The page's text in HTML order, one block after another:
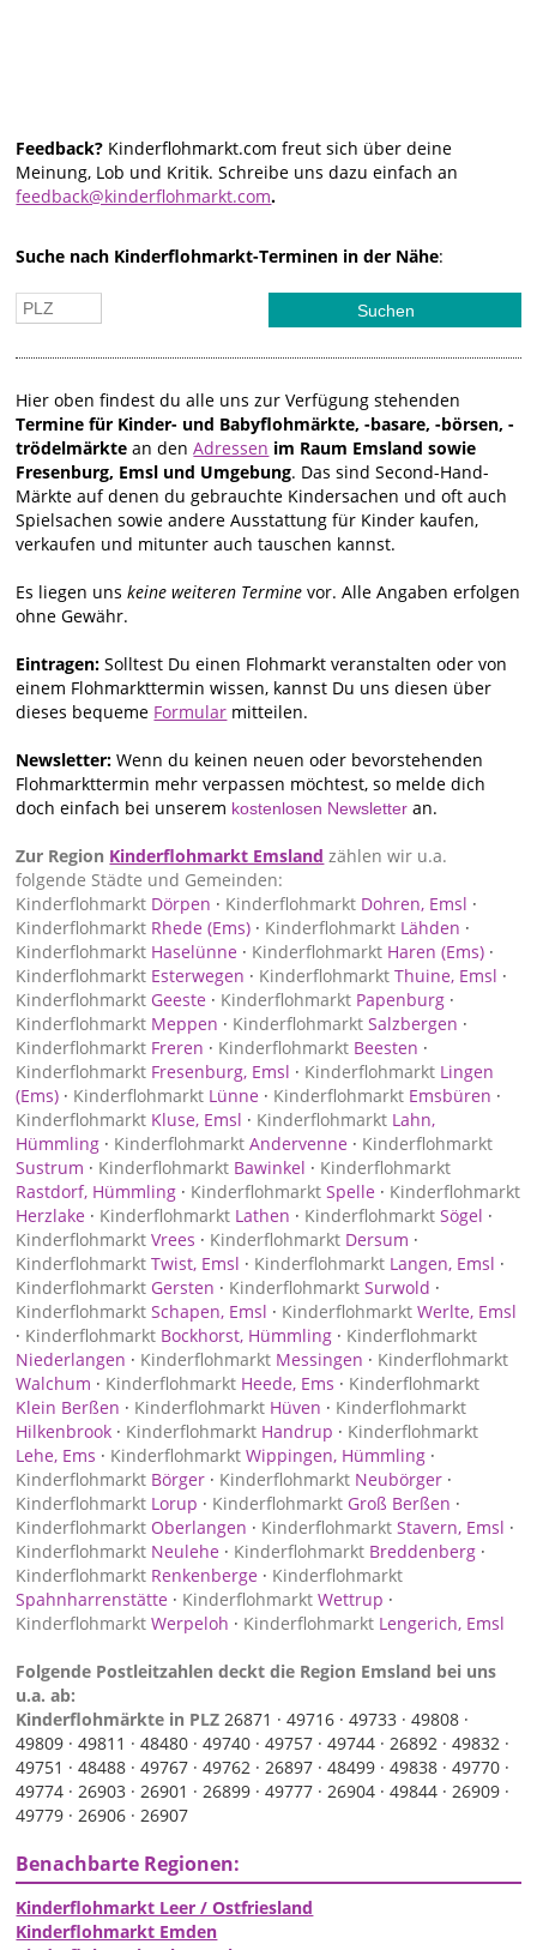
Feedback? Kinderflohmarkt.com freut sich über deine
Meinung, Lob und Kritik. Schreibe uns dazu einfach an
feedback@kinderflohmarkt.com.
Suche nach Kinderflohmarkt-Terminen in der Nähe:
Hier oben findest du alle uns zur Verfügung stehenden
Termine für Kinder- und Babyflohmärkte, -basare, -börsen, -
trödelmärkte an denAdressen im Raum Emsland sowie
Fresenburg, Emsl und Umgebung. Das sind Second-Hand-
Märkte auf denen du gebrauchte Kindersachen und oft auch
Spielsachen sowie andere Ausstattung für Kinder kaufen,
verkaufen und mitunter auch tauschen kannst.
Es liegen unskeine weiteren Termine vor. Alle Angaben erfolgen
ohne Gewähr.
Eintragen:Solltest Du einen Flohmarkt veranstalten oder von
einem Flohmarkttermin wissen, kannst Du uns diesen über
dieses bequeme Formular mitteilen.
Newsletter: Wenn du keinen neuen oder bevorstehenden
Flohmarkttermin mehr verpassen möchtest, so melde dich
doch einfach bei unserem kostenlosen Newsletter an.
Zur Region Kinderflohmarkt Emsland zählen wir u.a.
folgende Städte und Gemeinden:
Kinderflohmarkt Dörpen · Kinderflohmarkt Dohren, Emsl ·
Kinderflohmarkt Rhede (Ems) · Kinderflohmarkt Lähden ·
Kinderflohmarkt Haselünne · Kinderflohmarkt Haren (Ems) ·
Kinderflohmarkt Esterwegen · Kinderflohmarkt Thuine, Emsl ·
Kinderflohmarkt Geeste · Kinderflohmarkt Papenburg ·
Kinderflohmarkt Meppen · Kinderflohmarkt Salzbergen ·
Kinderflohmarkt Freren · Kinderflohmarkt Beesten ·
Kinderflohmarkt Fresenburg, Emsl · Kinderflohmarkt Lingen
(Ems) · Kinderflohmarkt Lünne · Kinderflohmarkt Emsbüren ·
Kinderflohmarkt Kluse, Emsl · Kinderflohmarkt Lahn,
Hümmling · Kinderflohmarkt Andervenne · Kinderflohmarkt
Sustrum · Kinderflohmarkt Bawinkel · Kinderflohmarkt
Rastdorf, Hümmling · Kinderflohmarkt Spelle · Kinderflohmarkt
Herzlake · Kinderflohmarkt Lathen · Kinderflohmarkt Sögel ·
Kinderflohmarkt Vrees · Kinderflohmarkt Dersum ·
Kinderflohmarkt Twist, Emsl · Kinderflohmarkt Langen, Emsl ·
Kinderflohmarkt Gersten · Kinderflohmarkt Surwold ·
Kinderflohmarkt Schapen, Emsl · Kinderflohmarkt Werlte, Emsl
· Kinderflohmarkt Bockhorst, Hümmling · Kinderflohmarkt
Niederlangen · Kinderflohmarkt Messingen · Kinderflohmarkt
Walchum · Kinderflohmarkt Heede, Ems · Kinderflohmarkt
Klein Berßen · Kinderflohmarkt Hüven · Kinderflohmarkt
Hilkenbrook · Kinderflohmarkt Handrup · Kinderflohmarkt
Lehe, Ems · Kinderflohmarkt Wippingen, Hümmling ·
Kinderflohmarkt Börger · Kinderflohmarkt Neubörger ·
Kinderflohmarkt Lorup · Kinderflohmarkt Groß Berßen ·
Kinderflohmarkt Oberlangen · Kinderflohmarkt Stavern, Emsl ·
Kinderflohmarkt Neulehe · Kinderflohmarkt Breddenberg ·
Kinderflohmarkt Renkenberge · Kinderflohmarkt
Spahnharrenstätte · Kinderflohmarkt Wettrup ·
Kinderflohmarkt Werpeloh · Kinderflohmarkt Lengerich, Emsl
Folgende Postleitzahlen deckt die Region Emsland bei uns
u.a. ab:
Kinderflohmärkte in PLZ26871 ·49716 ·49733 ·49808 ·
49809 ·49811 ·48480 ·49740 ·49757 ·49744 ·26892 ·49832 ·
49751 ·48488 ·49767 ·49762 ·26897 ·48499 ·49838 ·49770 ·
49774 ·26903 ·26901 ·26899 ·49777 ·26904 ·49844 ·26909 ·
49779 ·26906 ·26907
Benachbarte Regionen:
Kinderflohmarkt Leer / Ostfriesland
Kinderflohmarkt Emden